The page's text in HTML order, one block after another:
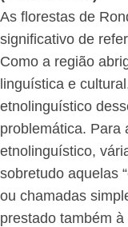
As florestas de
significativo de
Como a região
linguística e
etnolinguístico
problemática. Para
etnolinguístico,
sobretudo aquelas
ou chamadas
prestado também